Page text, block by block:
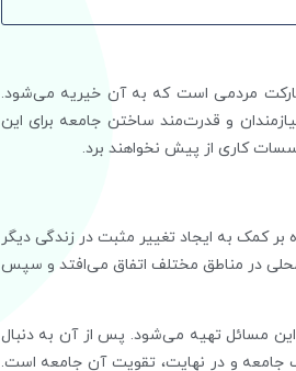
مردمی است که به آن خیریه می‌شود.
و قدرت‌مند ساختن جامعه برای این
کاری از پیش نخواهند برد.
کمک به ایجاد تغییر مثبت در زندگی دیگر
در مناطق مختلف اتفاق می‌افتد و سپس
مسائل تهیه می‌‌شود. پس از آن به دنبال
جامعه و در نهایت، تقویت آن جامعه است.